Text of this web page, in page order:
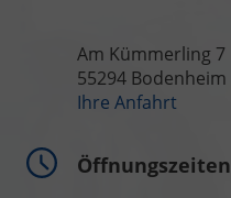
Am Kümmerling 7
55294 Bodenheim
Ihre Anfahrt
Öffnungszeiten